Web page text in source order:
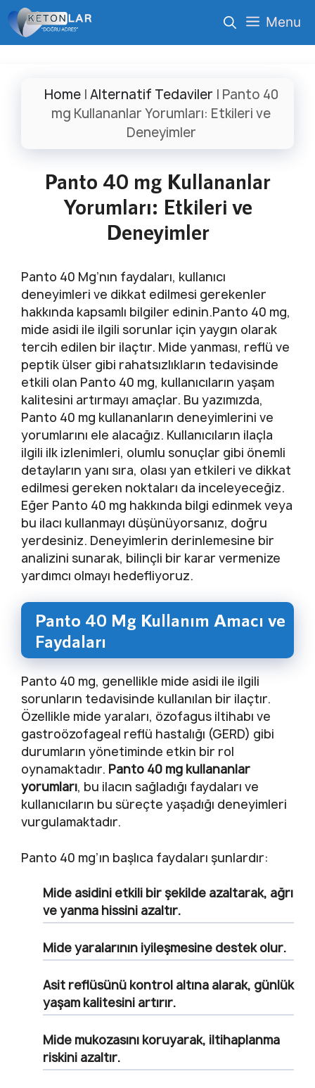
İçeriğe
atla
Menu
Home| Alternatif Tedaviler | Panto 40
mg Kullananlar Yorumları: Etkileri ve
Deneyimler
Panto 40 mg Kullananlar
Yorumları: Etkileri ve
Deneyimler
Panto 40 Mg’nın faydaları, kullanıcı
deneyimleri ve dikkat edilmesi gerekenler
hakkında kapsamlı bilgiler edinin.Panto 40 mg,
mide asidi ile ilgili sorunlar için yaygın olarak
tercih edilen bir ilaçtır. Mide yanması, reflü ve
peptik ülser gibi rahatsızlıkların tedavisinde
etkili olan Panto 40 mg, kullanıcıların yaşam
kalitesini artırmayı amaçlar. Bu yazımızda,
Panto 40 mg kullananların deneyimlerini ve
yorumlarını ele alacağız. Kullanıcıların ilaçla
ilgili ilk izlenimleri, olumlu sonuçlar gibi önemli
detayların yanı sıra, olası yan etkileri ve dikkat
edilmesi gereken noktaları da inceleyeceğiz.
Eğer Panto 40 mg hakkında bilgi edinmek veya
bu ilacı kullanmayı düşünüyorsanız, doğru
yerdesiniz. Deneyimlerin derinlemesine bir
analizini sunarak, bilinçli bir karar vermenize
yardımcı olmayı hedefliyoruz.
Panto 40 Mg Kullanım Amacı ve
Faydaları
Panto 40 mg, genellikle mide asidi ile ilgili
sorunların tedavisinde kullanılan bir ilaçtır.
Özellikle mide yaraları, özofagus iltihabı ve
gastroözofageal reflü hastalığı (GERD) gibi
durumların yönetiminde etkin bir rol
oynamaktadır. Panto 40 mg kullananlar
yorumları, bu ilacın sağladığı faydaları ve
kullanıcıların bu süreçte yaşadığı deneyimleri
vurgulamaktadır.
Panto 40 mg’ın başlıca faydaları şunlardır:
Mide asidini etkili bir şekilde azaltarak, ağrı
ve yanma hissini azaltır.
Mide yaralarının iyileşmesine destek olur.
Asit reflüsünü kontrol altına alarak, günlük
yaşam kalitesini artırır.
Mide mukozasını koruyarak, iltihaplanma
riskini azaltır.